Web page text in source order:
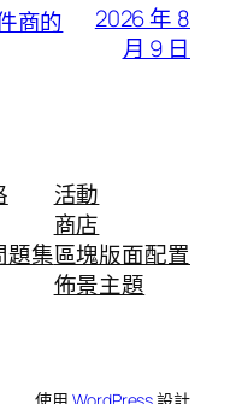
商的
2026 年 8
月 9 日
題集
活動
商店
區塊版面配置
佈景主題